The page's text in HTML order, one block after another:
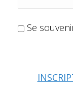
Se